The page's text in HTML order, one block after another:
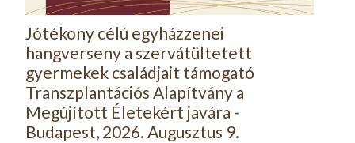
Jótékony célú egyházzenei
hangverseny a szervátültetett
gyermekek családjait támogató
Transzplantációs Alapítvány a
Megújított Életekért javára -
Budapest, 2026. Augusztus 9.